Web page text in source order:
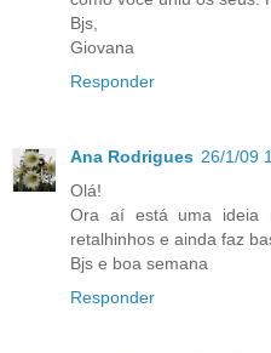
Bjs,
Giovana
Responder
Ana Rodrigues 26/1/09
Olá!
Ora aí está uma ideia
retalhinhos e ainda faz
Bjs e boa semana
Responder